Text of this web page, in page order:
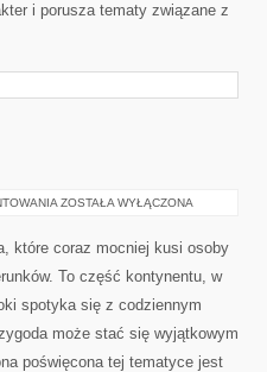
i porusza tematy związane z
ARCHITEKTURA
ZOSTAŁA WYŁĄCZONA
które coraz mocniej kusi osoby
To część kontynentu, w
spotyka się z codziennym
może stać się wyjątkowym
poświęcona tej tematyce jest